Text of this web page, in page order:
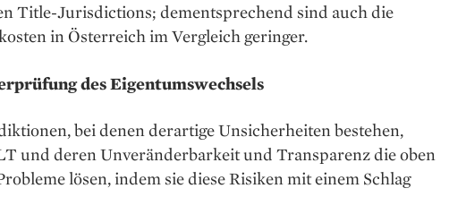
Title-Jurisdictions; dementsprechend sind auch die
in Österreich im Vergleich geringer.
des Eigentumswechsels
bei denen derartige Unsicherheiten bestehen,
und deren Unveränderbarkeit und Transparenz die oben
lösen, indem sie diese Risiken mit einem Schlag